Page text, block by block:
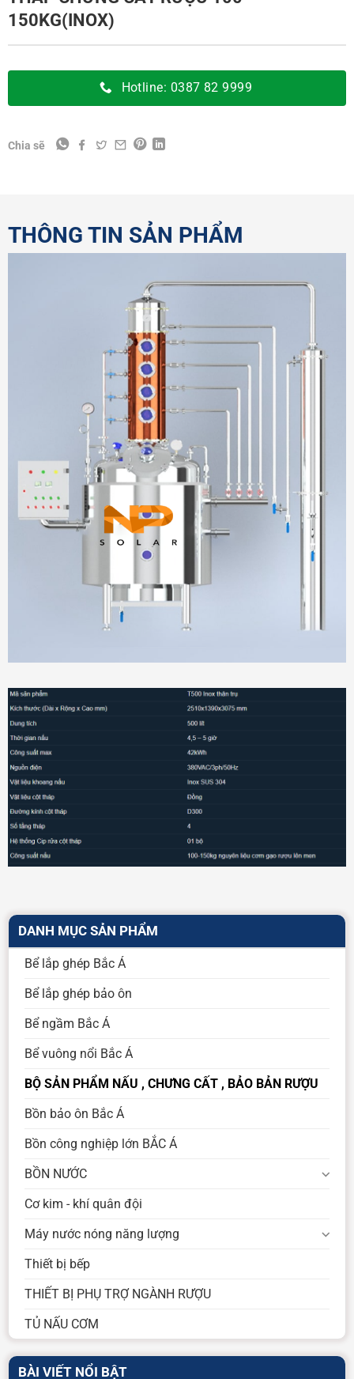
150KG(INOX)
Hotline: 0387 82 9999
Chia sẽ
THÔNG TIN SẢN PHẨM
DANH MỤC SẢN PHẨM
Bể lắp ghép Bắc Á
Bể lắp ghép bảo ôn
Bể ngầm Bắc Á
Bể vuông nổi Bắc Á
BỘ SẢN PHẨM NẤU , CHƯNG CẤT , BẢO BẢN RƯỢU
Bồn bảo ôn Bắc Á
Bồn công nghiệp lớn BẮC Á
BỒN NƯỚC
Cơ kim - khí quân đội
Máy nước nóng năng lượng
Thiết bị bếp
THIẾT BỊ PHỤ TRỢ NGÀNH RƯỢU
TỦ NẤU CƠM
BÀI VIẾT NỔI BẬT